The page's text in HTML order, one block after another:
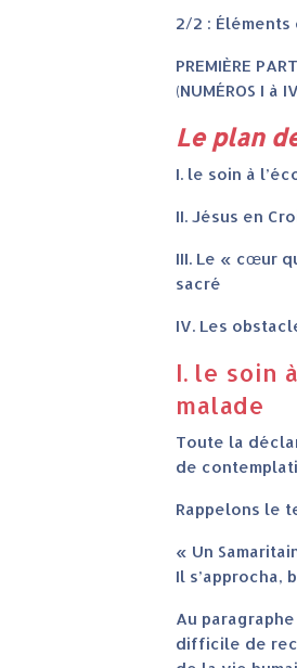
2/2 :
PREMIÈRE
(NUMÉROS I à
Le plan
I. le soin à
II. Jésus en
III. Le « cœur
sacré
IV. Les
I. le soin
malade
Toute la
de
Rappelons le
« Un
Il s’approcha,
Au
difficile de